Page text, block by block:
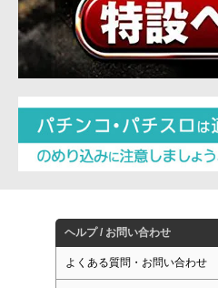
ヘルプ / お問い合わせ
よくある質問・お問い合わせ